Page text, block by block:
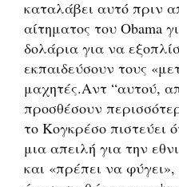
καταλάβει αυτό πριν
αίτηματος του Οbama
δολάρια για να
εκπαιδεύσουν τους
μαχητές.Αντ “αυτού,
προσθέσουν
το Κογκρέσο πιστεύει
μια απειλή για την
και «πρέπει να